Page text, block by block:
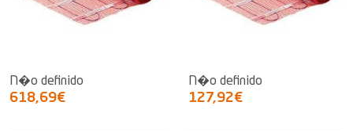
N�o definido
618,69€
N�o definido
127,92€